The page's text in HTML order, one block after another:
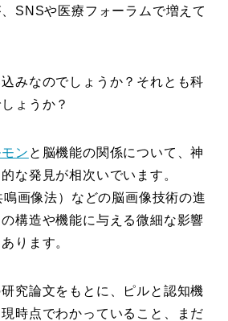
SNSや医療フォーラムで増えて
みなのでしょうか？それとも科
ょうか？
ン と脳機能の関係について、神
な発見が相次いでいます。
画像法）などの脳画像技術の進
構造や機能に与える微細な影響
ります。
究論文をもとに、ピルと認知機
時点でわかっていること、まだ